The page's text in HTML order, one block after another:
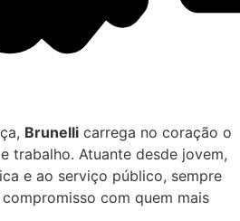
Brunelli carrega no coração o
trabalho. Atuante desde jovem,
e ao serviço público, sempre
com quem mais